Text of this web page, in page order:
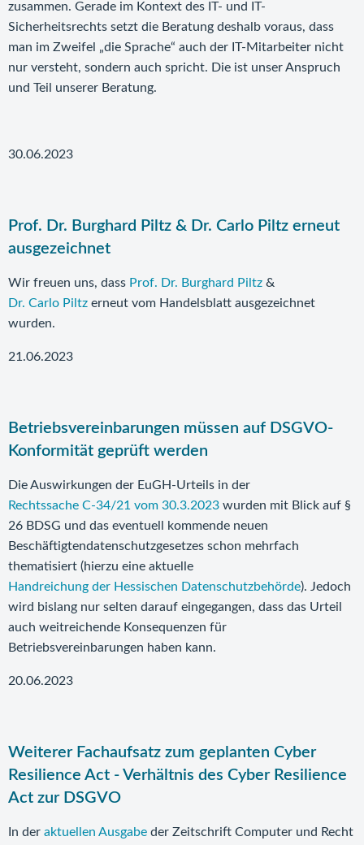
zusammen. Gerade im Kontext des IT- und IT-
Sicherheitsrechts setzt die Beratung deshalb voraus, dass
man im Zweifel „die Sprache“ auch der IT-Mitarbeiter nicht
nur versteht, sondern auch spricht. Die ist unser Anspruch
und Teil unserer Beratung.
30.06.2023
Prof. Dr. Burghard Piltz & Dr. Carlo Piltz erneut
ausgezeichnet
Wir freuen uns, dass Prof. Dr. Burghard Piltz &
Dr. Carlo Piltz erneut vom Handelsblatt ausgezeichnet
wurden.
21.06.2023
Betriebsvereinbarungen müssen auf DSGVO-
Konformität geprüft werden
Die Auswirkungen der EuGH-Urteils in der
Rechtssache C-34/21 vom 30.3.2023 wurden mit Blick auf §
26 BDSG und das eventuell kommende neuen
Beschäftigtendatenschutzgesetzes schon mehrfach
thematisiert (hierzu eine aktuelle
Handreichung der Hessischen Datenschutzbehörde). Jedoch
wird bislang nur selten darauf eingegangen, dass das Urteil
auch weitreichende Konsequenzen für
Betriebsvereinbarungen haben kann.
20.06.2023
Weiterer Fachaufsatz zum geplanten Cyber
Resilience Act - Verhältnis des Cyber Resilience
Act zur DSGVO
In der aktuellen Ausgabe der Zeitschrift Computer und Recht